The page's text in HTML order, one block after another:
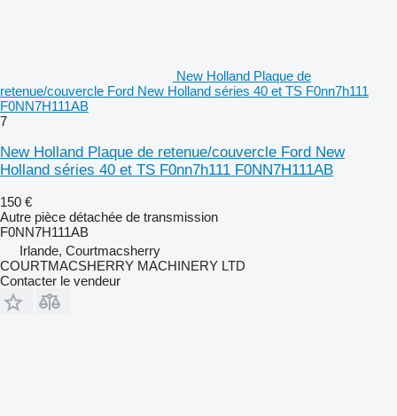
New Holland Plaque de
retenue/couvercle Ford New Holland séries 40 et TS F0nn7h111
F0NN7H111AB
7
New Holland Plaque de retenue/couvercle Ford New
Holland séries 40 et TS F0nn7h111 F0NN7H111AB
150 €
Autre pièce détachée de transmission
F0NN7H111AB
Irlande, Courtmacsherry
COURTMACSHERRY MACHINERY LTD
Contacter le vendeur